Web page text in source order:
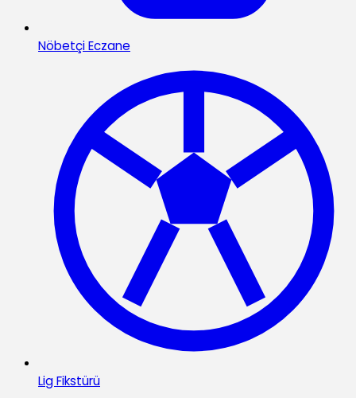
Nöbetçi Eczane
Lig Fikstürü